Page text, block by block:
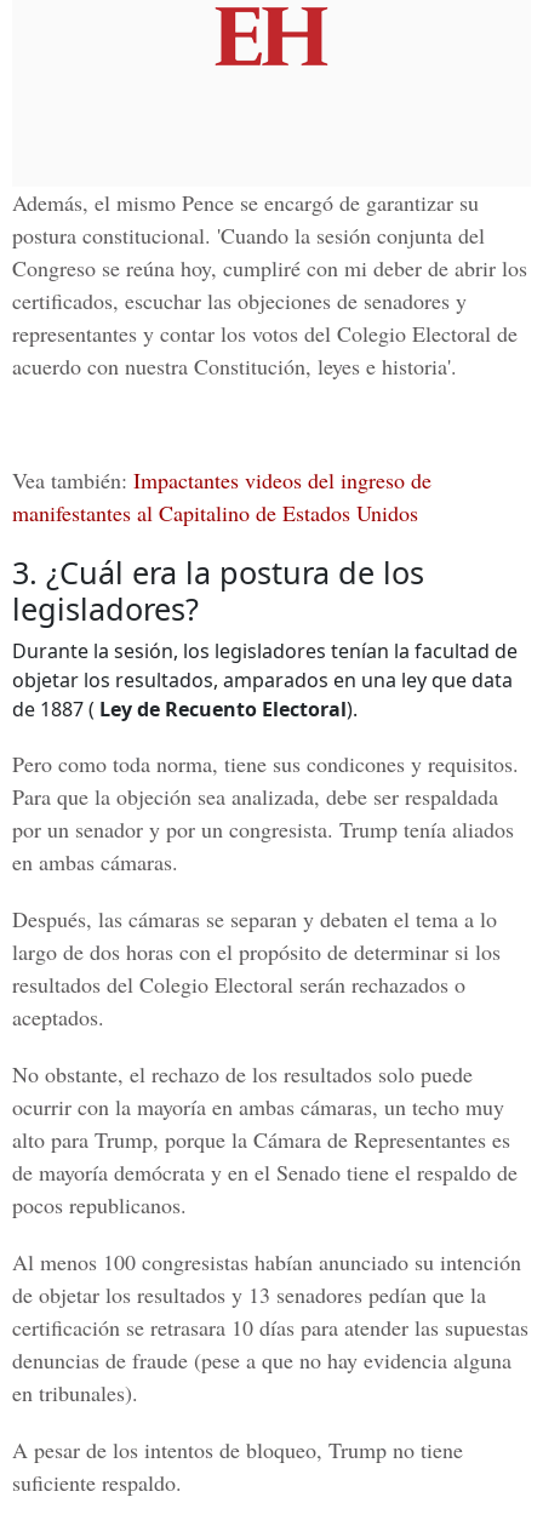
Además, el mismo Pence se encargó de garantizar su
postura constitucional. 'Cuando la sesión conjunta del
Congreso se reúna hoy, cumpliré con mi deber de abrir los
certificados, escuchar las objeciones de senadores y
representantes y contar los votos del Colegio Electoral de
acuerdo con nuestra Constitución, leyes e historia'.
Vea también: Impactantes videos del ingreso de
manifestantes al Capitalino de Estados Unidos
3. ¿Cuál era la postura de los
legisladores?
Durante la sesión, los legisladores tenían la facultad de
objetar los resultados, amparados en una ley que data
de 1887 ( Ley de Recuento Electoral).
Pero como toda norma, tiene sus condicones y requisitos.
Para que la objeción sea analizada, debe ser respaldada
por un senador y por un congresista. Trump tenía aliados
en ambas cámaras.
Después, las cámaras se separan y debaten el tema a lo
largo de dos horas con el propósito de determinar si los
resultados del Colegio Electoral serán rechazados o
aceptados.
No obstante, el rechazo de los resultados solo puede
ocurrir con la mayoría en ambas cámaras, un techo muy
alto para Trump, porque la Cámara de Representantes es
de mayoría demócrata y en el Senado tiene el respaldo de
pocos republicanos.
Al menos 100 congresistas habían anunciado su intención
de objetar los resultados y 13 senadores pedían que la
certificación se retrasara 10 días para atender las supuestas
denuncias de fraude (pese a que no hay evidencia alguna
en tribunales).
A pesar de los intentos de bloqueo, Trump no tiene
suficiente respaldo.